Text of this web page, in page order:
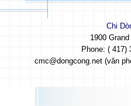
Chi
1900
Phone: ( 417)
cmc@dongcong.net (văn